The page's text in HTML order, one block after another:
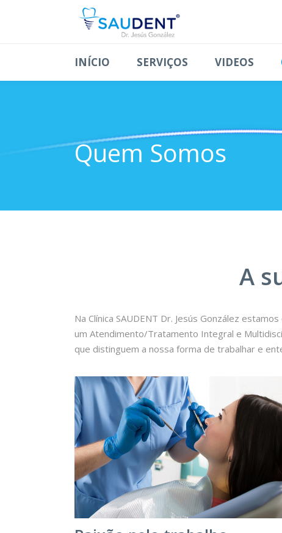
INÍCIO SERVIÇOS VIDEOS
Quem Somos
A
Na Clínica SAUDENT Dr. Jesús González
um Atendimento/Tratamento Integral e
que distinguem a nossa forma de trabalhar e